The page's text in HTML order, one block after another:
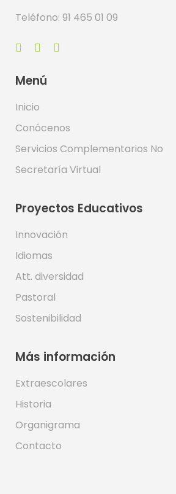
Teléfono: 91 465 01 09
Menú
Inicio
Conócenos
Servicios Complementarios No
Secretaría Virtual
Proyectos Educativos
Innovación
Idiomas
Att. diversidad
Pastoral
Sostenibilidad
Más información
Extraescolares
Historia
Organigrama
Contacto